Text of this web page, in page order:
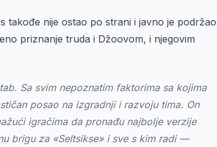
takođe nije ostao po strani i javno je podržao
priznanje truda i Džoovom, i njegovim
Sa svim nepoznatim faktorima sa kojima
posao na izgradnji i razvoju tima. On
igračima da pronađu najbolje verzije
brigu za «Seltsikse» i sve s kim radi —